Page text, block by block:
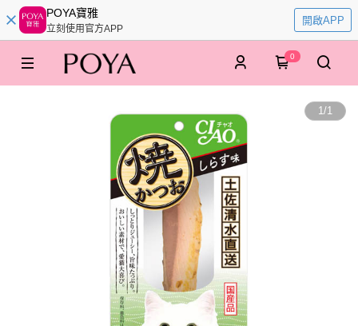
POYA寶雅
立刻使用官方APP
開啟APP
0
1/1